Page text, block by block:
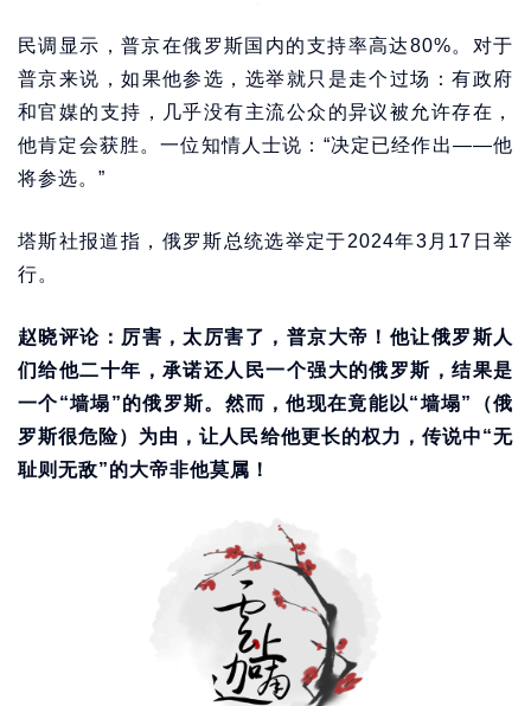
民调显示，普京在俄罗斯国内的支持率高达80%。对于
普京来说，如果他参选，选举就只是走个过场：有政府
和官媒的支持，几乎没有主流公众的异议被允许存在，
他肯定会获胜。一位知情人士说：“决定已经作出——他
将参选。”
塔斯社报道指，俄罗斯总统选举定于2024年3月17日举
行。
赵晓评论：厉害，太厉害了，普京大帝！他让俄罗斯人
们给他二十年，承诺还人民一个强大的俄罗斯，结果是
一个“墙塌”的俄罗斯。然而，他现在竟能以“墙塌”（俄
罗斯很危险）为由，让人民给他更长的权力，传说中“无
耻则无敌”的大帝非他莫属！